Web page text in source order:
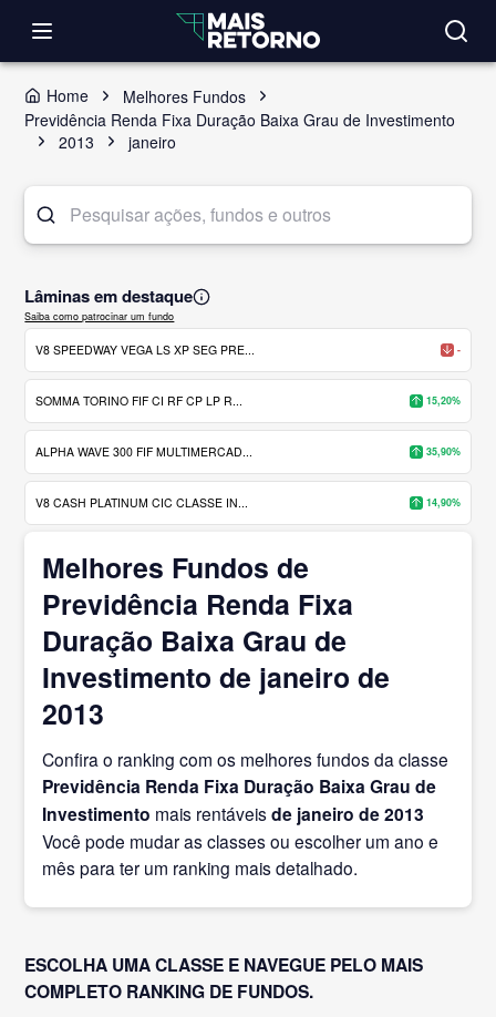
Home
Melhores Fundos
Previdência Renda Fixa Duração Baixa Grau de Investimento
2013
janeiro
Lâminas em destaque
Saiba como patrocinar um fundo
V8 SPEEDWAY VEGA LS XP SEG PRE... -
SOMMA TORINO FIF CI RF CP LP R... 15,20%
ALPHA WAVE 300 FIF MULTIMERCAD... 35,90%
V8 CASH PLATINUM CIC CLASSE IN... 14,90%
Melhores Fundos de
Previdência Renda Fixa
Duração Baixa Grau de
Investimento de janeiro de
2013
Confira o ranking com os melhores fundos da classe
Previdência Renda Fixa Duração Baixa Grau de
Investimento mais rentáveisde janeiro de 2013
Você pode mudar as classes ou escolher um ano e
mês para ter um ranking mais detalhado.
ESCOLHA UMA CLASSE E NAVEGUE PELO MAIS
COMPLETO RANKING DE FUNDOS.